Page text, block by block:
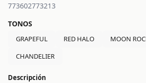
773602773213
TONOS
GRAPEFUL RED HALO
MOON
CHANDELIER
Descripción